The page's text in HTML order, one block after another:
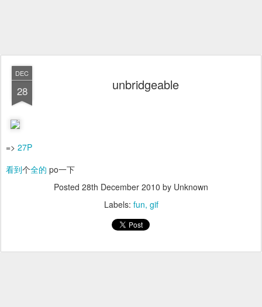
DEC
28 unbridgeable
=> 27P
看到个全的 po一下
Posted 28th December 2010 by Unknown
Labels: fun gif